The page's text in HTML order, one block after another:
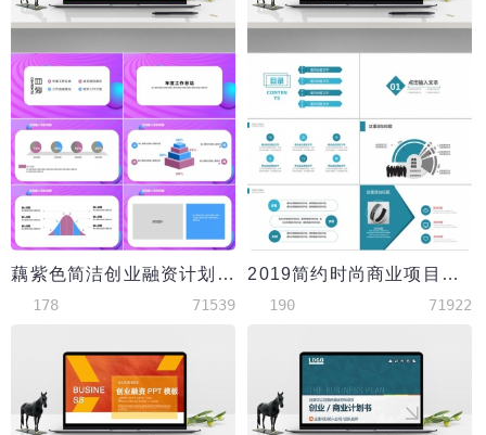
藕紫色简洁创业融资计划书PPT模板
178 71539
2019简约时尚商业项目计划书PPT模板
190 71922